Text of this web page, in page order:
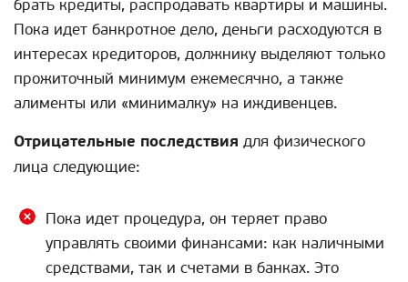
брать кредиты, распродавать квартиры и машины.
Пока идет банкротное дело, деньги расходуются в
интересах кредиторов, должнику выделяют только
прожиточный минимум ежемесячно, а также
алименты или «минималку» на иждивенцев.
Отрицательные последствия для физического
лица следующие:
Пока идет процедура, он теряет право
управлять своими финансами: как наличными
средствами, так и счетами в банках. Это